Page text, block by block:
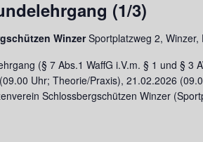
(1/3)
WinzerSportplatzweg 2, Winzer,
(§ 7 Abs.1 WaffG i.V.m. § 1 und § 3
Uhr; Theorie/Praxis), 21.02.2026
Schlossbergschützen Winzer